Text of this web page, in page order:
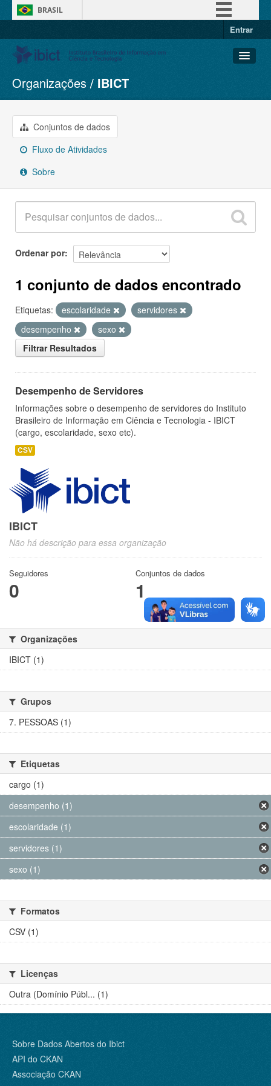
BRASIL
Entrar
Conjuntos de dados
Organizações
Grupos
Sobre
Organizações IBICT
Conjuntos de dados
Fluxo de Atividades
Sobre
Ordenar por
1 conjunto de dados encontrado
Etiquetas: escolaridade
servidores
desempenho
sexo
Filtrar Resultados
Desempenho de Servidores
Informações sobre o desempenho de servidores do Instituto
Brasileiro de Informação em Ciência e Tecnologia - IBICT
(cargo, escolaridade, sexo etc).
CSV
IBICT
Não há descrição para essa organização
Seguidores
0
Conjuntos de dados
1
Organizações
IBICT (1)
Grupos
7. PESSOAS (1)
Etiquetas
cargo (1)
desempenho (1)
escolaridade (1)
servidores (1)
sexo (1)
Formatos
CSV (1)
Licenças
Outra (Domínio Públ... (1)
Sobre Dados Abertos do Ibict
API do CKAN
Associação CKAN